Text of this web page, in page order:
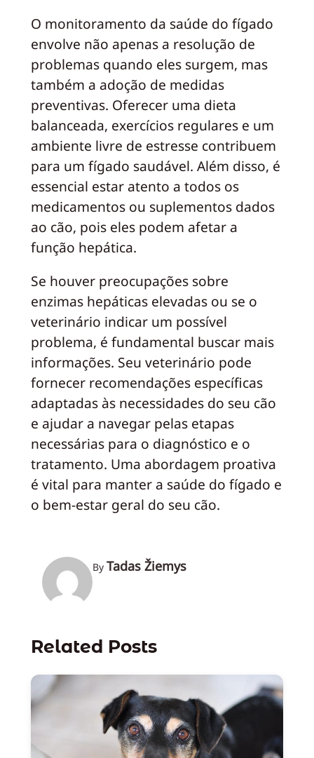
O monitoramento da saúde do fígado
envolve não apenas a resolução de
problemas quando eles surgem, mas
também a adoção de medidas
preventivas. Oferecer uma dieta
balanceada, exercícios regulares e um
ambiente livre de estresse contribuem
para um fígado saudável. Além disso, é
essencial estar atento a todos os
medicamentos ou suplementos dados
ao cão, pois eles podem afetar a
função hepática.
Se houver preocupações sobre
enzimas hepáticas elevadas ou se o
veterinário indicar um possível
problema, é fundamental buscar mais
informações. Seu veterinário pode
fornecer recomendações específicas
adaptadas às necessidades do seu cão
e ajudar a navegar pelas etapas
necessárias para o diagnóstico e o
tratamento. Uma abordagem proativa
é vital para manter a saúde do fígado e
o bem-estar geral do seu cão.
By Tadas Žiemys
Related Posts